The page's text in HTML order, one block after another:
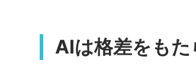
AIは格差をもた